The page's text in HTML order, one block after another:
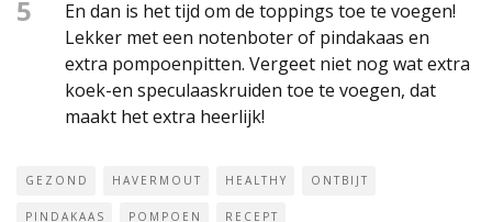
5
En dan is het tijd om de toppings toe te voegen!
Lekker met een notenboter of pindakaas en
extra pompoenpitten. Vergeet niet nog wat extra
koek-en speculaaskruiden toe te voegen, dat
maakt het extra heerlijk!
GEZOND HAVERMOUT HEALTHY ONTBIJT
PINDAKAAS POMPOEN RECEPT